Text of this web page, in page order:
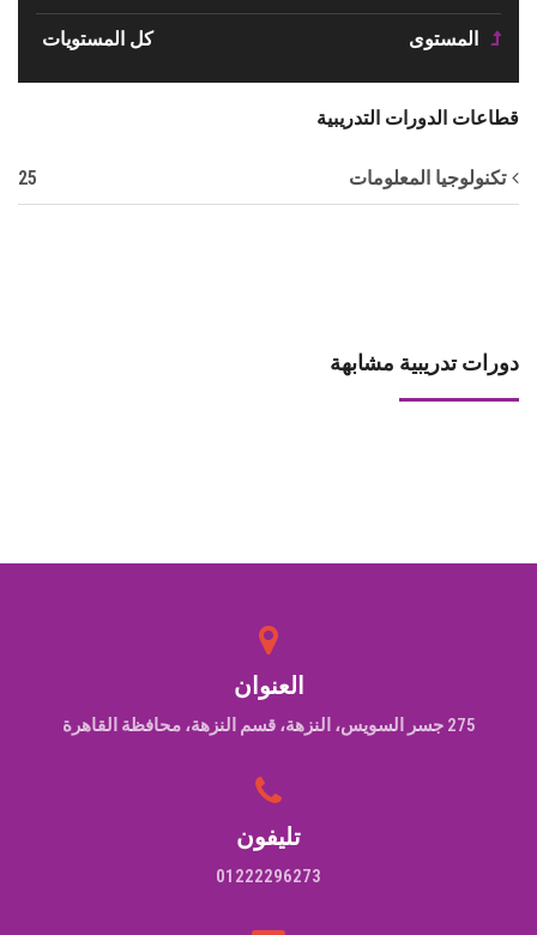
المستوى كل المستويات
قطاعات الدورات التدريبية
تكنولوجيا المعلومات 25
دورات تدريبية مشابهة
العنوان
275 جسر السويس، النزهة، قسم النزهة، محافظة القاهرة‬
تليفون
01222296273